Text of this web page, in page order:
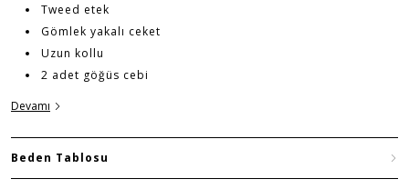
Tweed etek
Gömlek yakalı ceket
Uzun kollu
2 adet göğüs cebi
Devamı
Beden Tablosu